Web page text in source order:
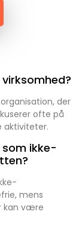
der
ofte på
aktiviteter.
som ikke-
mens
kan være